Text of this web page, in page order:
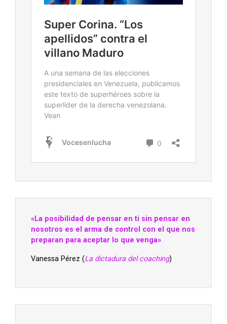
«La posibilidad de pensar en ti sin pensar en
nosotros es el arma de control con el que nos
preparan para aceptar lo que venga»
Vanessa Pérez (La dictadura del coaching)